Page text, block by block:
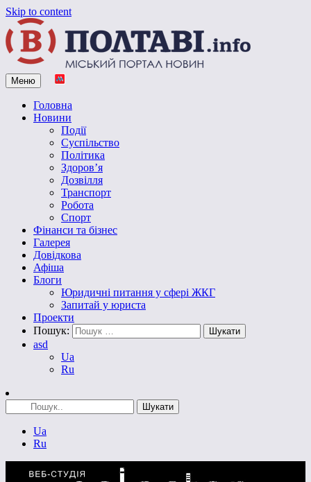
Skip to content
Vpoltave.info
Полтавський портал новин
Меню
Головна
Новини
Події
Суспільство
Політика
Здоров’я
Дозвілля
Транспорт
Робота
Спорт
Фінанси та бізнес
Галерея
Довідкова
Афіша
Блоги
Юридичні питання у сфері ЖКГ
Запитай у юриста
Проекти
Пошук:
asd
Ua
Ru
Ua
Ru